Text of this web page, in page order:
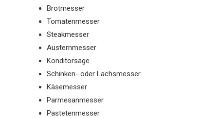
Brotmesser
Tomatenmesser
Steakmesser
Austernmesser
Konditorsäge
Schinken- oder Lachsmesser
Käsemesser
Parmesanmesser
Pastetenmesser